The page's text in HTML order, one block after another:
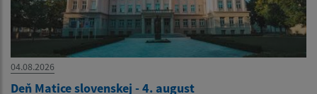
04.08.2026
Deň Matice slovenskej - 4. august